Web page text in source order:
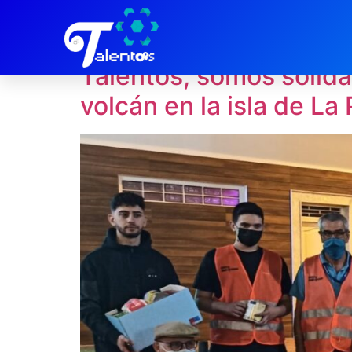
Día:1 de octubre
Talentos, somos
volcán en la isla de La